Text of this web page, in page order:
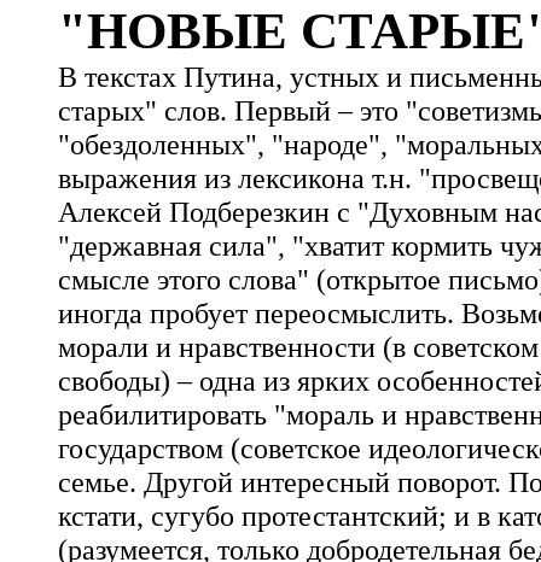
"НОВЫЕ
В текстах Путина, устных и
старых" слов. Первый – это
"обездоленных", "народе",
выражения из лексикона т.н.
Алексей Подберезкин с "Духовным
"державная сила", "хватит кормить
смысле этого слова" (открытое
иногда пробует переосмыслить.
морали и нравственности (в
свободы) – одна из ярких
реабилитировать "мораль и
государством (советское
семье. Другой интересный поворот.
кстати, сугубо протестантский; и в
(разумеется, только добродетельная